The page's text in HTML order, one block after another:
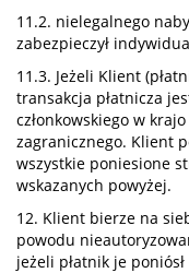
11.2. nielegalnego
zabezpieczył
11.3. Jeżeli Klient
transakcja płatnicza
członkowskiego w
zagranicznego. Klient
wszystkie poniesione
wskazanych powyżej.
12. Klient bierze na
powodu
jeżeli płatnik je